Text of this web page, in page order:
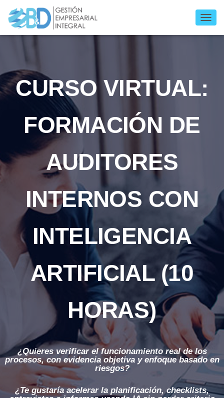
C
A
M
I
Ó
CURSO VIRTUAL:
FORMACIÓN DE
AUDITORES
INTERNOS CON
INTELIGENCIA
ARTIFICIAL (10
HORAS)
¿Quieres verificar el funcionamiento real de los
procesos, con evidencia objetiva y enfoque basado en
riesgos?
¿Te gustaría acelerar la planificación, checklists,